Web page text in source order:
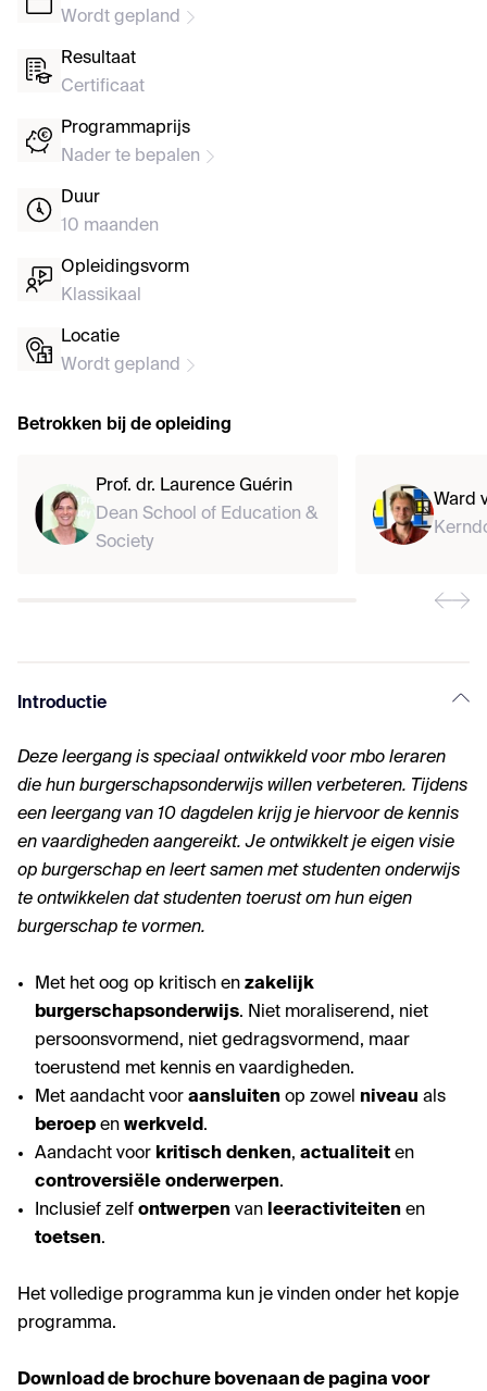
Introductie
Deze leergang is speciaal ontwikkeld voor mbo leraren
die hun burgerschapsonderwijs willen verbeteren. Tijdens
een leergang van 10 dagdelen krijg je hiervoor de kennis
en vaardigheden aangereikt. Je ontwikkelt je eigen visie
op burgerschap en leert samen met studenten onderwijs
te ontwikkelen dat studenten toerust om hun eigen
burgerschap te vormen.
Met het oog op kritisch en zakelijk
burgerschapsonderwijs. Niet moraliserend, niet
persoonsvormend, niet gedragsvormend, maar
toerustend met kennis en vaardigheden.
Met aandacht voor aansluiten op zowel niveau als
beroep en werkveld .
Aandacht voor kritisch denken, actualiteit en
controversiële onderwerpen.
Inclusief zelf ontwerpen van leeractiviteiten en
toetsen.
Het volledige programma kun je vinden onder het kopje
programma.
Download de brochure bovenaan de pagina voor
Wordt gepland
Resultaat
Certificaat
Programmaprijs
Nader te bepalen
Duur
10 maanden
Opleidingsvorm
Klassikaal
Locatie
Wordt gepland
Betrokken bij de opleiding
Prof. dr. Laurence Guérin
Dean School of Education &
Society
Ward